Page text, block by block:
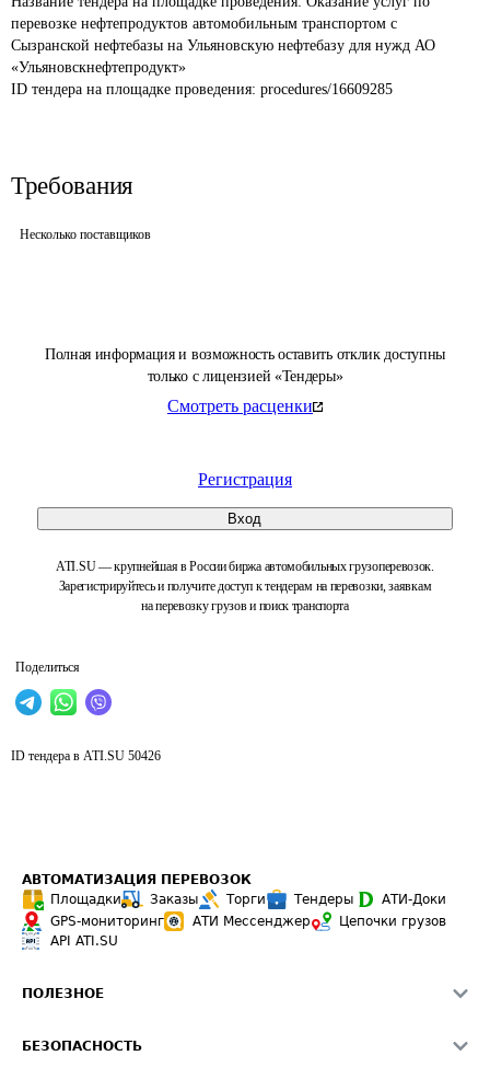
Полная информация и возможность оставить отклик доступны
только с лицензией «Тендеры»
Смотреть расценки
Регистрация
Вход
ATI.SU — крупнейшая в России биржа автомобильных грузоперевозок.
Зарегистрируйтесь и получите доступ к тендерам на перевозки, заявкам
на перевозку грузов и поиск транспорта
Поделиться
перевозке нефтепродуктов автомобильным транспортом с
Сызранской нефтебазы на Ульяновскую нефтебазу для нужд АО
«Ульяновскнефтепродукт»
ID тендера на площадке проведения: procedures/16609285
Требования
Несколько поставщиков
ID тендера в ATI.SU 50426
АВТОМАТИЗАЦИЯ ПЕРЕВОЗОК
Площадки
Заказы Торги Тендеры
АТИ-Доки
GPS-мониторинг
АТИ Мессенджер
Цепочки грузов
API ATI.SU
ПОЛЕЗНОЕ
БЕЗОПАСНОСТЬ